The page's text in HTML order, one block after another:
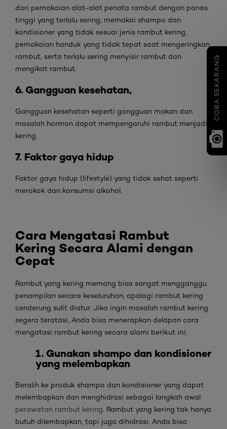
COBA SEKARANG
dari pemakaian alat-alat penata rambut dengan panas
tinggi yang terlalu sering, memakai shampo dan
kondisioner yang tidak sesuai jenis rambut kering,
pemakaian handuk yang tidak tepat saat mengeringkan
rambut, serta terlalu sering menyisir rambut dan
mengikat rambut.
6. Gangguan kesehatan,
Gangguan kesehatan seperti gangguan makan dan
masalah hormon dapat mempengaruhi rambut menjadi
kering.
7. Faktor gaya hidup
Faktor gaya hidup (lifestyle) yang tidak sehat seperti
merokok dan konsumsi alkohol.
Cara Mengatasi Rambut
Kering Secara Alami dengan
Cepat
Rambut yang kering memang bisa sangat mengganggu
penampilan secara keseluruhan, apalagi rambut kering
cenderung sulit diatur. Jika ingin masalah rambut kering
segera teratasi, Anda bisa menerapkan delapan cara
mengatasi rambut kering secara alami berikut ini:
1. Gunakan shampo dan kondisioner
yang melembapkan
Beralih ke produk shampo dan kondisioner yang dapat
melembapkan dan menghidrasi sebagai langkah awal
perawatan rambut kering. Rambut yang kering tak hanya
butuh dilembapkan, tapi juga dihidrasi. Anda bisa